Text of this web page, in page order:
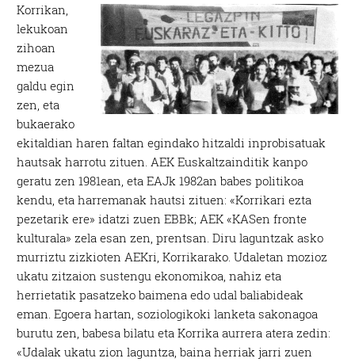
Korrikan,
lekukoan
zihoan
mezua
galdu egin
zen, eta
bukaerako
ekitaldian haren faltan egindako hitzaldi inprobisatuak
hautsak harrotu zituen. AEK Euskaltzainditik kanpo
geratu zen 1981ean, eta EAJk 1982an babes politikoa
kendu, eta harremanak hautsi zituen: «Korrikari ezta
pezetarik ere» idatzi zuen EBBk; AEK «KASen fronte
kulturala» zela esan zen, prentsan. Diru laguntzak asko
murriztu zizkioten AEKri, Korrikarako. Udaletan mozioz
ukatu zitzaion sustengu ekonomikoa, nahiz eta
herrietatik pasatzeko baimena edo udal baliabideak
eman. Egoera hartan, soziologikoki lanketa sakonagoa
burutu zen, babesa bilatu eta Korrika aurrera atera zedin:
«Udalak ukatu zion laguntza, baina herriak jarri zuen